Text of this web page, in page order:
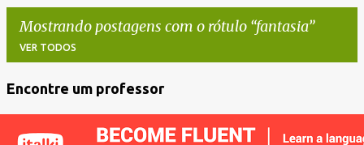
Mostrando postagens com o rótulo fantasia
VER TODOS
Encontre um professor